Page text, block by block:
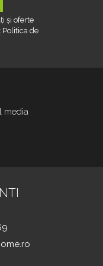
și oferte
de
media